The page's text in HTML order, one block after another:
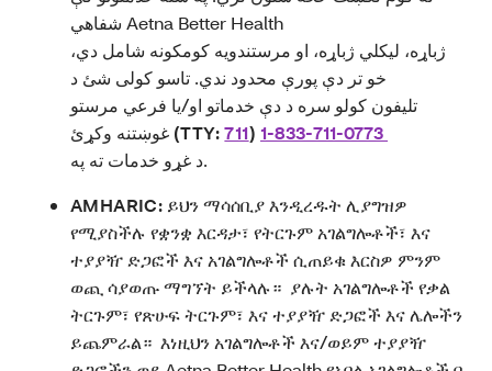
شفاهي Aetna Better Health
ژباړه، لیکلي ژباړه، او مرستندویه کومکونه شامل دي،
خو تر دې پورې محدود ندي. تاسو کولی شئ د
تلیفون کولو سره د دې خدماتو او/یا فرعي مرستو
(TTY:711) 1-833-711-0773
د غړو خدمات ته په.
AMHARIC: ይህን ማሳሰቢያ እንዲረዱት ሊያግዝዎ
የሚያስችሉ የቋንቋ እርዳታ፣ የትርጉም አገልግሎቶች፣ እና
ተያያዥ ድጋፎች እና አገልግሎቶች ሲጠይቁ እርስዎ ምንም
ወጪ ሳያወጡ ማግኘት ይችላሉ። ያሉት አገልግሎቶች የቃል
ትርጉም፣ የጽሁፍ ትርጉም፣ እና ተያያዥ ድጋፎች እና ሌሎችን
ይጨምራል። እነዚህን አገልግሎቶች እና/ወይም ተያያዥ